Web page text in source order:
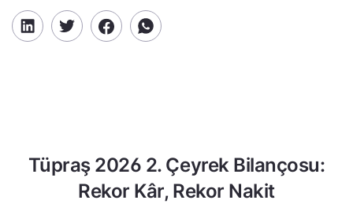
Tüpraş 2026 2. Çeyrek Bilançosu:
Rekor Kâr, Rekor Nakit